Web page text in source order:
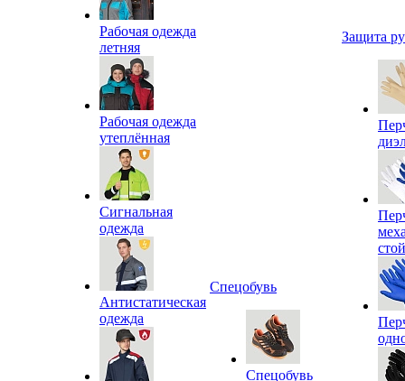
Рабочая одежда
летняя
Рабочая одежда
утеплённая
Сигнальная
одежда
Антистатическая
одежда
Спецобувь
Спецобувь
Защита